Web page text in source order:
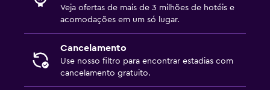
Lavanderia
Atividades
Veja ofertas de mais de 3 milhões de hotéis e
acomodações em um só lugar.
Cancelamento
Use nosso filtro para encontrar estadias com
cancelamento gratuito.